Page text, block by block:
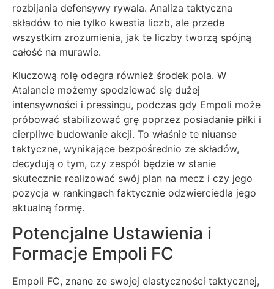
rozbijania defensywy rywala. Analiza taktyczna
składów to nie tylko kwestia liczb, ale przede
wszystkim zrozumienia, jak te liczby tworzą spójną
całość na murawie.
Kluczową rolę odegra również środek pola. W
Atalancie możemy spodziewać się dużej
intensywności i pressingu, podczas gdy Empoli może
próbować stabilizować grę poprzez posiadanie piłki i
cierpliwe budowanie akcji. To właśnie te niuanse
taktyczne, wynikające bezpośrednio ze składów,
decydują o tym, czy zespół będzie w stanie
skutecznie realizować swój plan na mecz i czy jego
pozycja w rankingach faktycznie odzwierciedla jego
aktualną formę.
Potencjalne Ustawienia i
Formacje Empoli FC
Empoli FC, znane ze swojej elastyczności taktycznej,